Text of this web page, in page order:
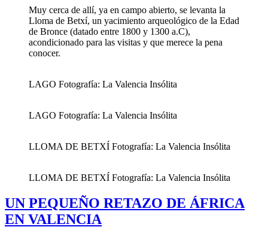
Muy cerca de allí, ya en campo abierto, se levanta la
Lloma de Betxí, un yacimiento arqueológico de la Edad
de Bronce (datado entre 1800 y 1300 a.C),
acondicionado para las visitas y que merece la pena
conocer.
LAGO Fotografía: La Valencia Insólita
LAGO Fotografía: La Valencia Insólita
LLOMA DE BETXÍ Fotografía: La Valencia Insólita
LLOMA DE BETXÍ Fotografía: La Valencia Insólita
UN PEQUEÑO RETAZO DE ÁFRICA
EN VALENCIA